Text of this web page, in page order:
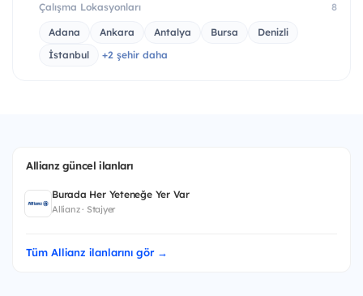
Çalışma Lokasyonları 8
Adana Ankara Antalya Bursa
Denizli
İstanbul
+2 şehir daha
Allianz güncel ilanları
Burada Her Yeteneğe Yer Var
Allianz · Stajyer
Tüm Allianz ilanlarını gör →